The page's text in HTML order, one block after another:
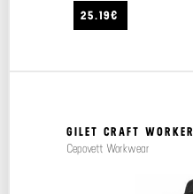
25.19€
GILET CRAFT WORKER
Cepovett Workwear